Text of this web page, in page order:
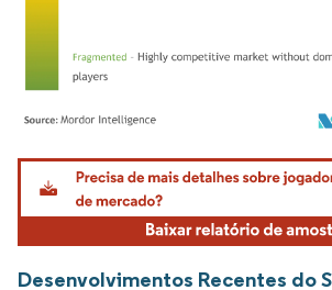
Imagem © Mordor Intelligence. O reuso requer
Desenvolvimentos Recentes do